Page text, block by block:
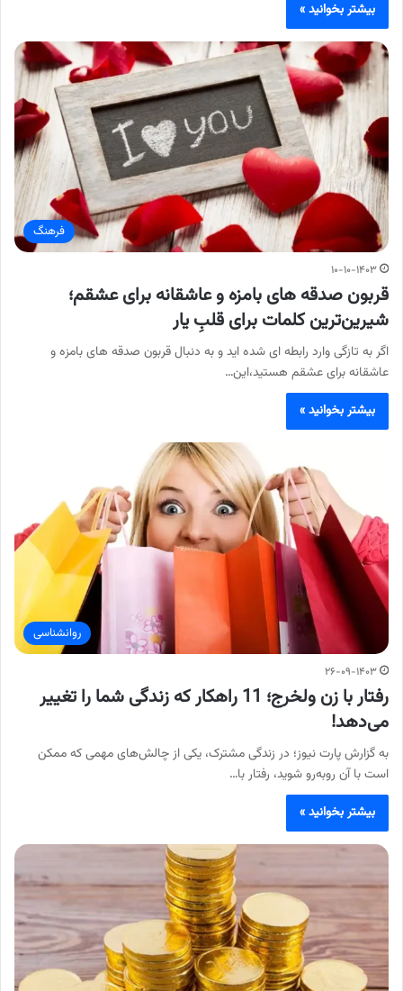
بیشتر بخوانید »
فرهنگ
۱۰-۱۰-۱۴۰۳
قربون صدقه های بامزه و عاشقانه برای عشقم؛
شیرین‌ترین کلمات برای قلبِ یار
اگر به تازگی وارد رابطه ای شده اید و به دنبال قربون صدقه های بامزه و
عاشقانه برای عشقم هستید،این…
بیشتر بخوانید »
روانشناسی
۲۶-۰۹-۱۴۰۳
رفتار با زن ولخرج؛ 11 راهکار که زندگی شما را تغییر
می‌دهد!
به گزارش پارت نیوز؛ در زندگی مشترک، یکی از چالش‌های مهمی که ممکن
است با آن روبه‌رو شوید، رفتار با…
بیشتر بخوانید »